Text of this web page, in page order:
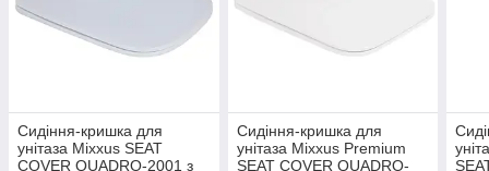
Сидіння-кришка для
унітаза Mixxus SEAT
COVER QUADRO-2001 з
Сидіння-кришка для
унітаза Mixxus Premium
SEAT COVER QUADRO-